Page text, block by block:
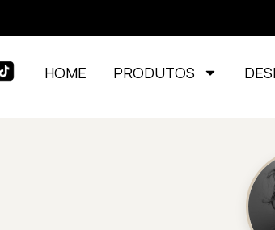
HOME PRODUTOS